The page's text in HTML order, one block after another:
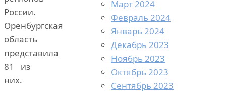
России.
Оренбургская
область
представила
81 из
них.
Март 2024
Февраль 2024
Январь 2024
Декабрь 2023
Ноябрь 2023
Октябрь 2023
Сентябрь 2023